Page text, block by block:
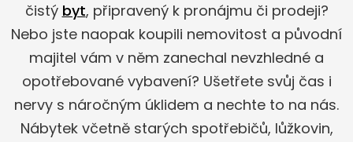
čistý byt, připravený k pronájmu či prodeji?
Nebo jste naopak koupili nemovitost a původní
majitel vám v něm zanechal nevzhledné a
opotřebované vybavení? Ušetřete svůj čas i
nervy s náročným úklidem a nechte to na nás.
Nábytek včetně starých spotřebičů, lůžkovin,